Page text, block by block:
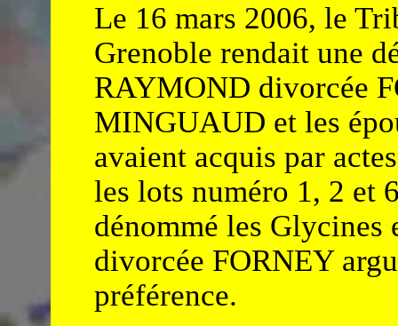
Le 16 mars 2006, le
Grenoble rendait une
RAYMOND divorcée
MINGUAUD et les
avaient acquis par
les lots numéro 1, 2 et
dénommé les
divorcée FORNEY
préférence.